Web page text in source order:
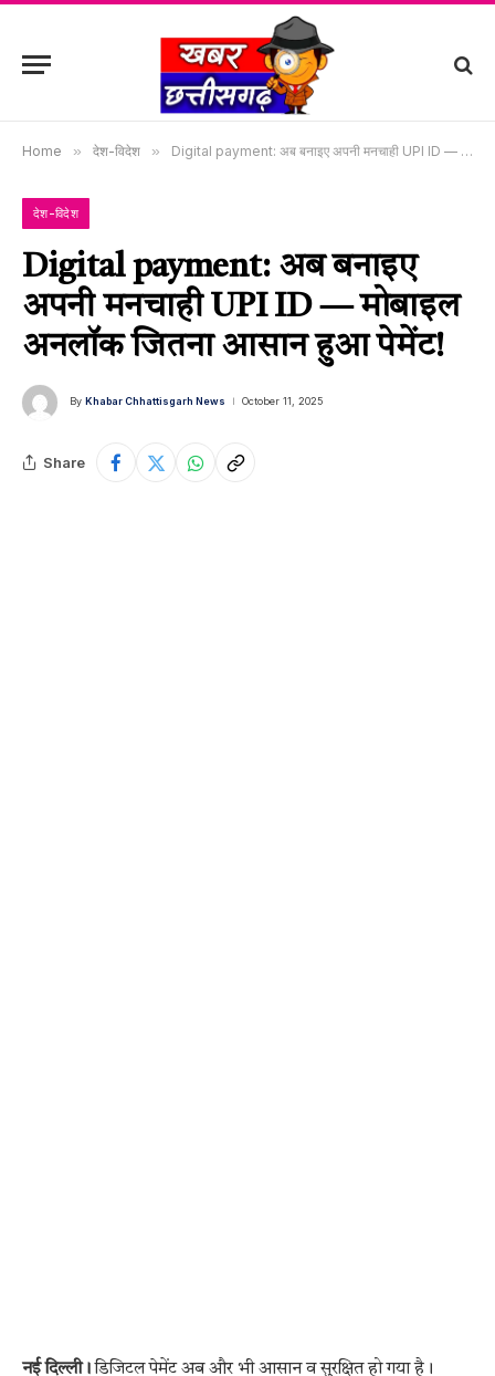
Home » देश-विदेश » Digital payment: अब बनाइए अपनी मनचाही UPI ID — मोबाइल अनलॉक जितना आसान हुआ पेमेंट!
देश-विदेश
Digital payment: अब बनाइए
अपनी मनचाही UPI ID — मोबाइल
अनलॉक जितना आसान हुआ पेमेंट!
By Khabar Chhattisgarh News October 11, 2025
Share
नई दिल्ली। डिजिटल पेमेंट अब और भी आसान व सुरक्षित हो गया है।